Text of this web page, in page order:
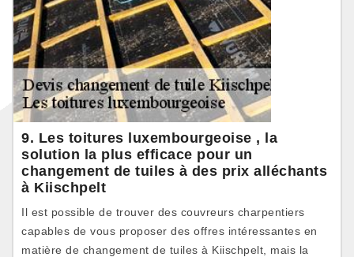
9. Les toitures luxembourgeoise , la
solution la plus efficace pour un
changement de tuiles à des prix alléchants
à Kiischpelt
Il est possible de trouver des couvreurs charpentiers
capables de vous proposer des offres intéressantes en
matière de changement de tuiles à Kiischpelt, mais la